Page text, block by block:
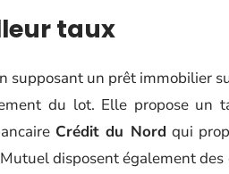
taux
supposant un prêt immobilier
du lot. Elle propose un
Crédit du Nord qui
disposent également